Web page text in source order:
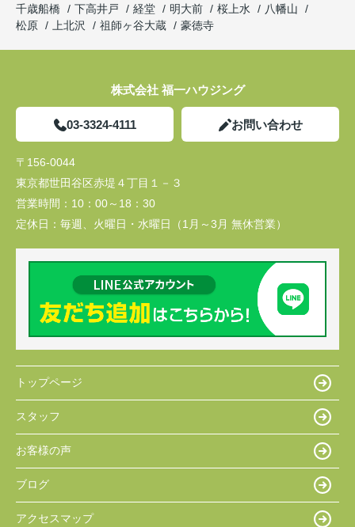
千歳船橋
下高井戸 経堂 明大前 桜上水
八幡山
松原
上北沢 祖師ヶ谷大蔵 豪徳寺
株式会社 福一ハウジング
03-3324-4111 お問い合わせ
〒156-0044
東京都世田谷区赤堤４丁目１－３
営業時間： 10：00～18：30
定休日： 毎週、火曜日・水曜日（1月～3月 無休営業）
トップページ
スタッフ
お客様の声
ブログ
アクセスマップ